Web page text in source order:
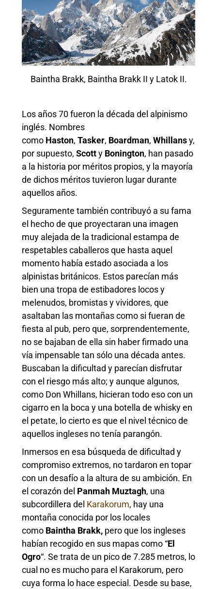
Baintha Brakk, Baintha Brakk II y Latok II.
Los años 70 fueron la década del alpinismo
inglés. Nombres
como Haston, Tasker, Boardman, Whillansy,
por supuesto, Scotty Bonington, han pasado
a la historia por méritos propios, y la mayoría
de dichos méritos tuvieron lugar durante
aquellos años.
Seguramente también contribuyó a su fama
el hecho de que proyectaran una imagen
muy alejada de la tradicional estampa de
respetables caballeros que hasta aquel
momento había estado asociada a los
alpinistas británicos. Estos parecían más
bien una tropa de estibadores locos y
melenudos, bromistas y vividores, que
asaltaban las montañas como si fueran de
fiesta al pub, pero que, sorprendentemente,
no se bajaban de ella sin haber firmado una
vía impensable tan sólo una década antes.
Buscaban la dificultad y parecían disfrutar
con el riesgo más alto; y aunque algunos,
como Don Whillans, hicieran todo eso con un
cigarro en la boca y una botella de whisky en
el petate, lo cierto es que el nivel técnico de
aquellos ingleses no tenía parangón.
Inmersos en esa búsqueda de dificultad y
compromiso extremos, no tardaron en topar
con un desafío a la altura de su ambición. En
el corazón del Panmah Muztagh, una
subcordillera del Karakorum, hay una
montaña conocida por los locales
como Baintha Brakk, pero que los ingleses
habían recogido en sus mapas como “El
Ogro“. Se trata de un pico de 7.285 metros, lo
cual no es mucho para el Karakorum, pero
cuya forma lo hace especial. Desde su base,